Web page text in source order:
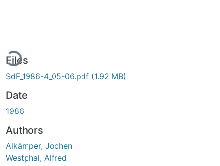
Files
SdF_1986-4_05-06.pdf (1.92 MB)
Date
1986
Authors
Alkämper, Jochen
Westphal, Alfred